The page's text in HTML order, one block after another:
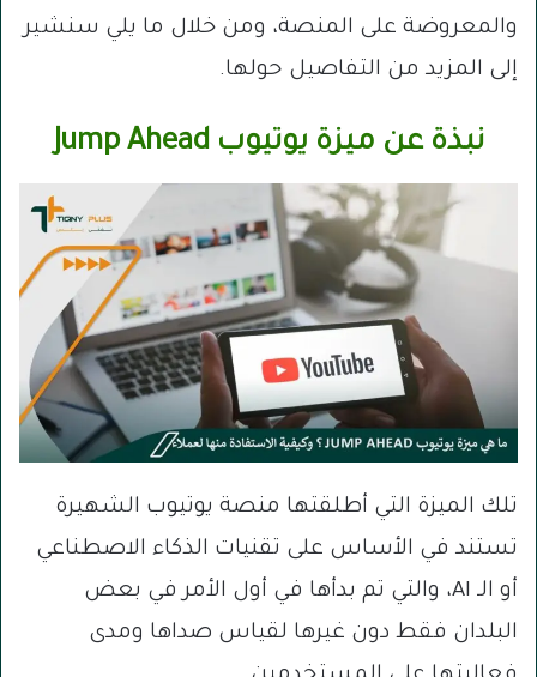
والمعروضة على المنصة، ومن خلال ما يلي سنشير
إلى المزيد من التفاصيل حولها.
نبذة عن ميزة يوتيوب Jump Ahead
تلك الميزة التي أطلقتها منصة يوتيوب الشهيرة
تستند في الأساس على تقنيات الذكاء الاصطناعي
أو الـ AI، والتي تم بدأها في أول الأمر في بعض
البلدان فقط دون غيرها لقياس صداها ومدى